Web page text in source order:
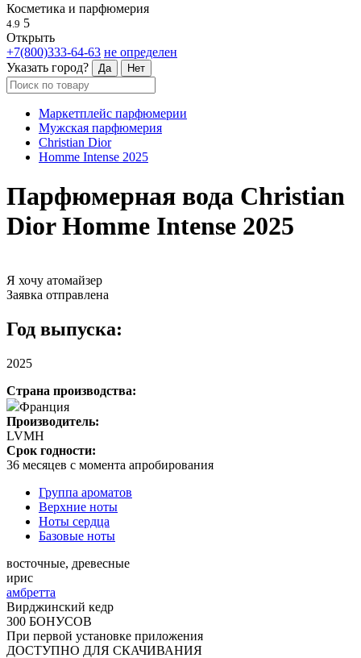
Косметика и парфюмерия
4.9 5
Открыть
+7(800)333-64-63 не определен
Указать город?
Да Нет
Маркетплейс парфюмерии
Мужская парфюмерия
Christian Dior
Homme Intense 2025
Парфюмерная вода Christian
Dior Homme Intense 2025
Я хочу атомайзер
Заявка отправлена
Год выпуска:
2025
Страна производства:
Франция
Производитель:
LVMH
Срок годности:
36 месяцев с момента апробирования
Группа ароматов
Верхние ноты
Ноты сердца
Базовые ноты
восточные, древесные
ирис
амбретта
Вирджинский кедр
300 БОНУСОВ
При первой установке приложения
ДОСТУПНО ДЛЯ СКАЧИВАНИЯ